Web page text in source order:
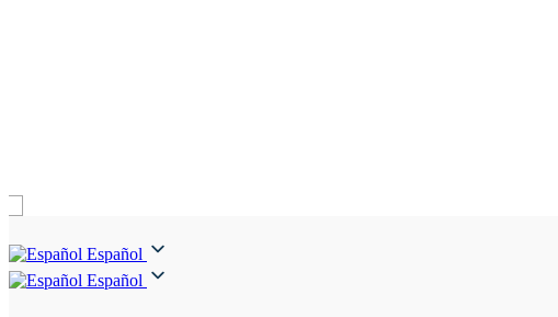
Español
Español